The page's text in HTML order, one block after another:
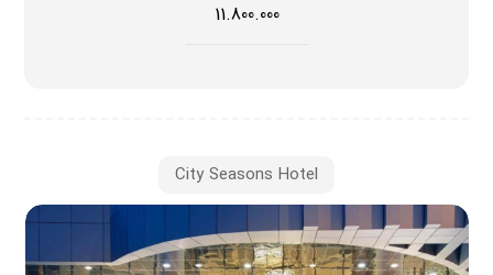
11.800.000
City Seasons Hotel